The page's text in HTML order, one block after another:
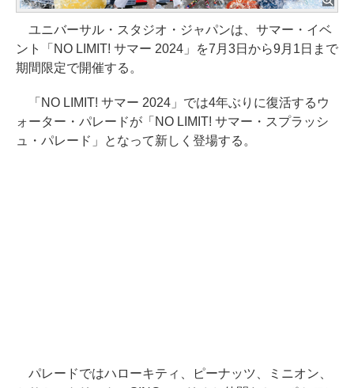
ユニバーサル・スタジオ・ジャパンは、サマー・イベ
ント「NO LIMIT! サマー 2024」を7月3日から9月1日まで
期間限定で開催する。
「NO LIMIT! サマー 2024」では4年ぶりに復活するウ
ォーター・パレードが「NO LIMIT! サマー・スプラッシ
ュ・パレード」となって新しく登場する。
パレードではハローキティ、ピーナッツ、ミニオン、